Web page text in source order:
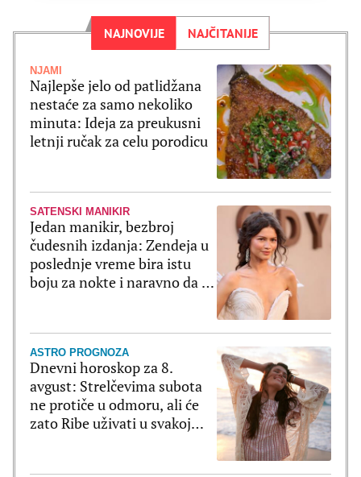
NAJNOVIJE NAJČITANIJE
NJAMI
Najlepše jelo od patlidžana
nestaće za samo nekoliko
minuta: Ideja za preukusni
letnji ručak za celu porodicu
SATENSKI MANIKIR
Jedan manikir, bezbroj
čudesnih izdanja: Zendeja u
poslednje vreme bira istu
boju za nokte i naravno da je
ASTRO PROGNOZA
Dnevni horoskop za 8.
avgust: Strelčevima subota
ne protiče u odmoru, ali će
zato Ribe uživati u svakoj